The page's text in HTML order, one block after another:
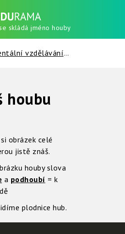
skládá jméno houby
REGISTROVAT PŘIHLÁSIT SE
vzdělávání
houbu
obrázek celé
jistě znáš.
houby slova
a podhoubí = k
plodnice hub.